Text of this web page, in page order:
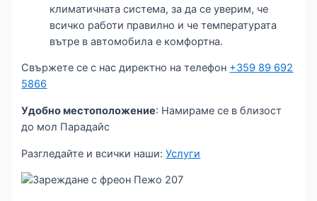
климатичната система, за да се уверим, че
всичко работи правилно и че температурата
вътре в автомобила е комфортна.
Свържете се с нас директно на телефон +359 89 692
5866
Удобно местоположение: Намираме се в близост
до мол Парадайс
Разгледайте и всички наши:Услуги